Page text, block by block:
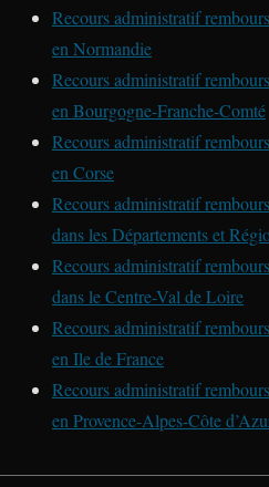
Recours administratif
en Normandie
Recours administratif
en Bourgogne-Franche-Comté
Recours administratif
en Corse
Recours administratif
dans les Départements et
Recours administratif
dans le Centre-Val de Loire
Recours administratif
en Ile de France
Recours administratif
en Provence-Alpes-Côte